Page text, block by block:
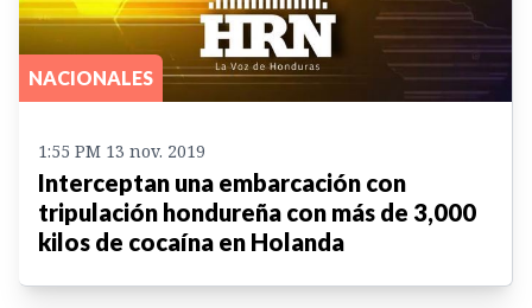
NACIONALES
1:55 PM 13 nov. 2019
Interceptan una embarcación con
tripulación hondureña con más de 3,000
kilos de cocaína en Holanda